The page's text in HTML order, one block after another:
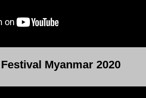
Myanmar 2020